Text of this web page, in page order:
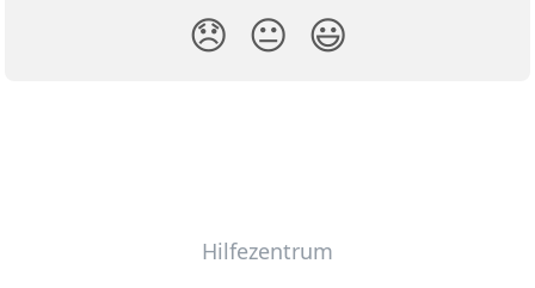
😞 😐 😃
Hilfezentrum